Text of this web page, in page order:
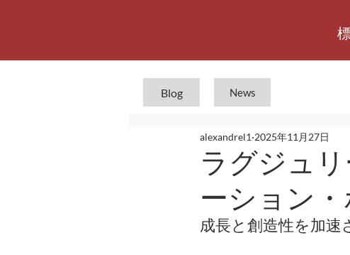
Blog News
ラグジュ
ーション
alexandrel1 2025年11月27日
成長と創造性を加速